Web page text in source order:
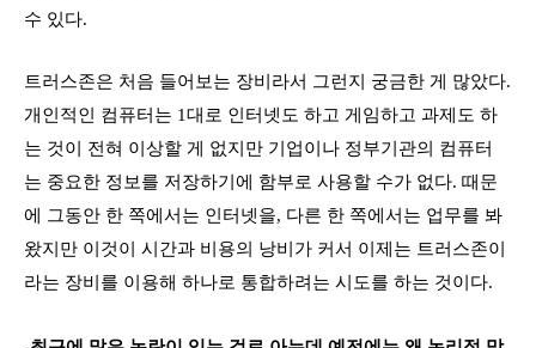
수 있다.
트러스존은 처음 들어보는 장비라서 그런지 궁금한 게 많았다.
개인적인 컴퓨터는 1대로 인터넷도 하고 게임하고 과제도 하
는 것이 전혀 이상할 게 없지만 기업이나 정부기관의 컴퓨터
는 중요한 정보를 저장하기에 함부로 사용할 수가 없다. 때문
에 그동안 한 쪽에서는 인터넷을, 다른 한 쪽에서는 업무를 봐
왔지만 이것이 시간과 비용의 낭비가 커서 이제는 트러스존이
라는 장비를 이용해 하나로 통합하려는 시도를 하는 것이다.